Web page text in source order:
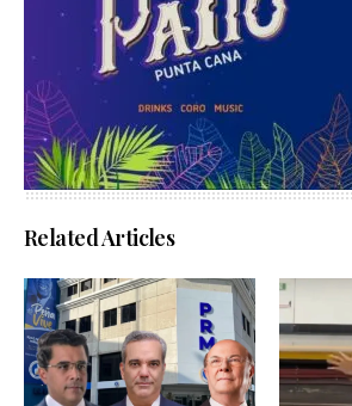
Related Articles